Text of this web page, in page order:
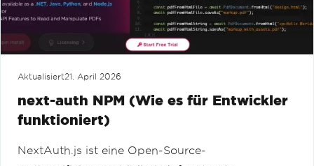
Aktualisiert21. April 2026
next-auth NPM (Wie es für Entwickler
funktioniert)
NextAuth.js ist eine Open-Source-